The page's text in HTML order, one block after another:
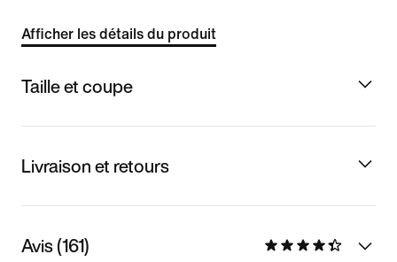
Afficher les détails du produit
Taille et coupe
Livraison et retours
Avis (161)